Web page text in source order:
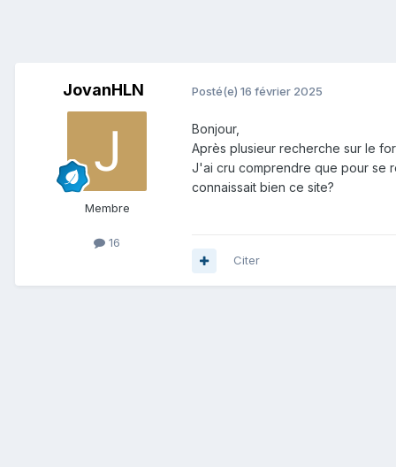
JovanHLN
Membre
16
Posté(e) 16 février 2025
Bonjour,
Après plusieur recherche sur le
J'ai cru comprendre que pour se
connaissait bien ce site?
Citer